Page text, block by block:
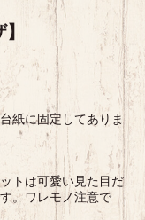
紙に固定してありま
トは可愛い見た目だ
。ワレモノ注意で